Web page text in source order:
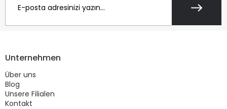
Unternehmen
Über uns
Blog
Unsere Filialen
Kontakt